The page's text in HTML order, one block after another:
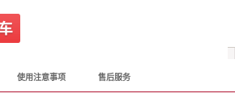
使用注意事项 售后服务